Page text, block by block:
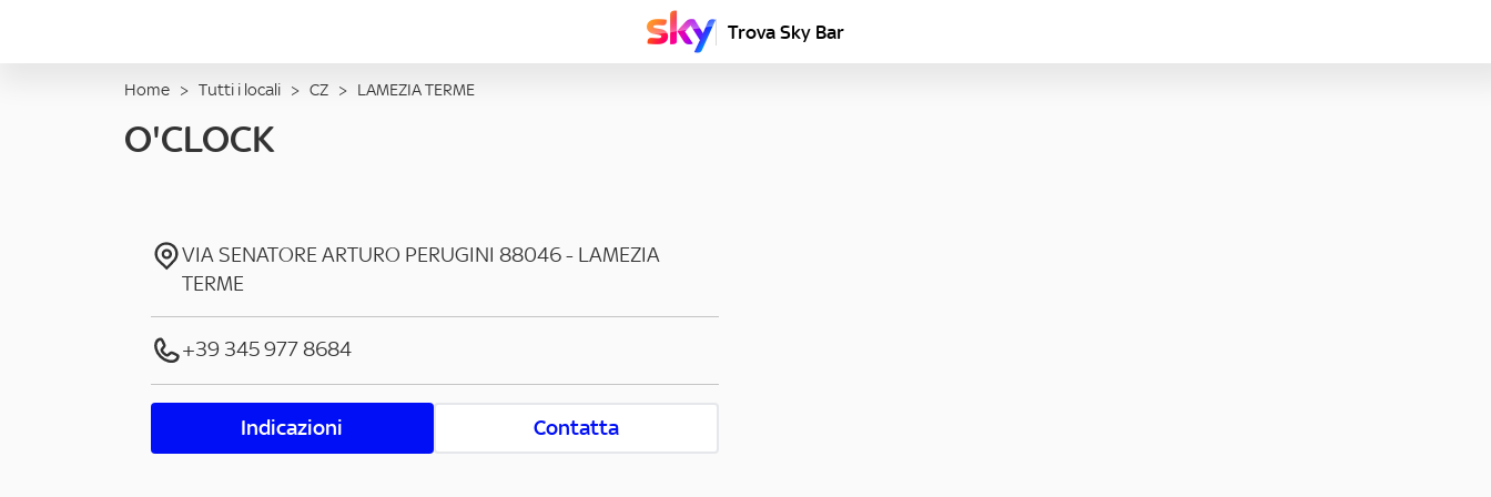
Trova Sky Bar
Home > Tutti i locali > CZ > LAMEZIA TERME
O'CLOCK
VIA SENATORE ARTURO PERUGINI 88046- LAMEZIA
TERME
+39 345 977 8684
Indicazioni Contatta